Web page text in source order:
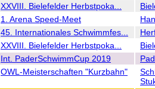
XXVIII. Bielefelder Herbstpoka...
1. Arena Speed-Meet
45. Internationales Schwimmfes...
XXVIII. Bielefelder Herbstpoka...
Int. PaderSchwimmCup 2019
OWL-Meisterschaften "Kurzbahn"